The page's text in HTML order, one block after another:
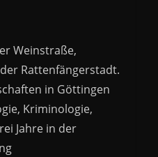
Weinstraße,
Rattenfängerstadt.
in Göttingen
Kriminologie,
Jahre in der